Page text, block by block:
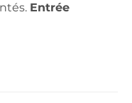
Entrée